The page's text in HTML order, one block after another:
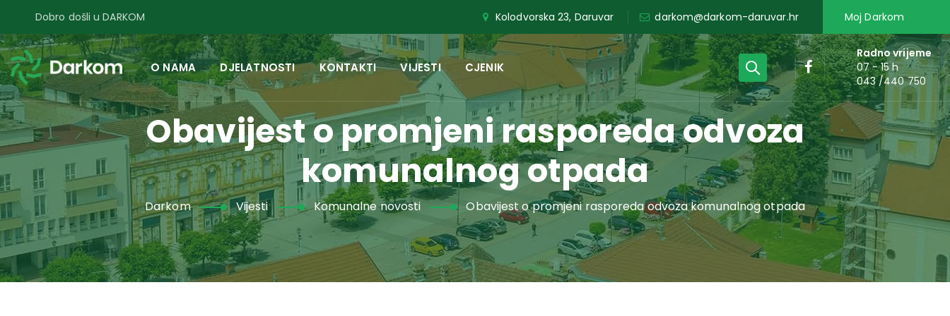
Dobro došli u DARKOM Kolodvorska 23, Daruvar darkom@darkom-daruvar.hr Moj Darkom
Radno vrijeme
07 - 15 h
043 /440 750
O NAMA DJELATNOSTI KONTAKTI VIJESTI CJENIK
Obavijest o promjeni rasporeda odvoza
komunalnog otpada
Darkom Vijesti Komunalne novosti Obavijest o promjeni rasporeda odvoza komunalnog otpada